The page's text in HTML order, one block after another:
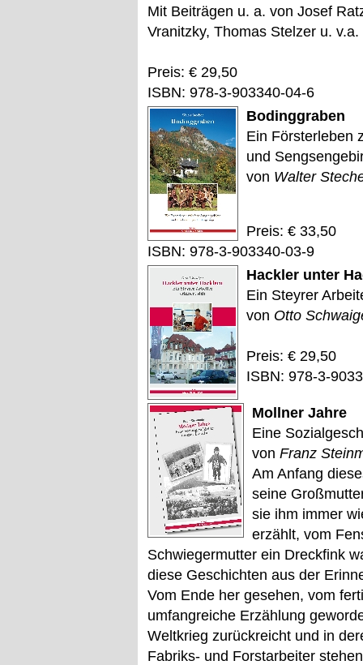
Mit Beiträgen u. a. von Josef
Vranitzky, Thomas Stelzer u. v.a.
Preis: € 29,50
ISBN: 978-3-903340-04-6
Bodinggraben
Ein Försterleben
und
von Walter
Preis: € 33,50
ISBN: 978-3-903340-03-9
Hackler unter
Ein Steyrer
von Otto
Preis: € 29,50
ISBN: 978-3-
Mollner Jahre
Eine
von Franz
Am Anfang
seine
sie ihm immer
erzählt, vom
Schwiegermutter ein Dreckfink
diese Geschichten aus der
Vom Ende her gesehen, vom
umfangreiche Erzählung
Weltkrieg zurückreicht und in
Fabriks- und Forstarbeiter